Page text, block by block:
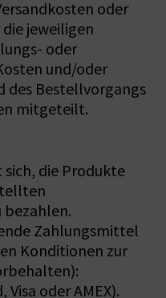
oder
jeweiligen
oder
und/oder
des Bestellvorgangs
mitgeteilt.
die Produkte
Zahlungsmittel
Konditionen zur
oder AMEX).